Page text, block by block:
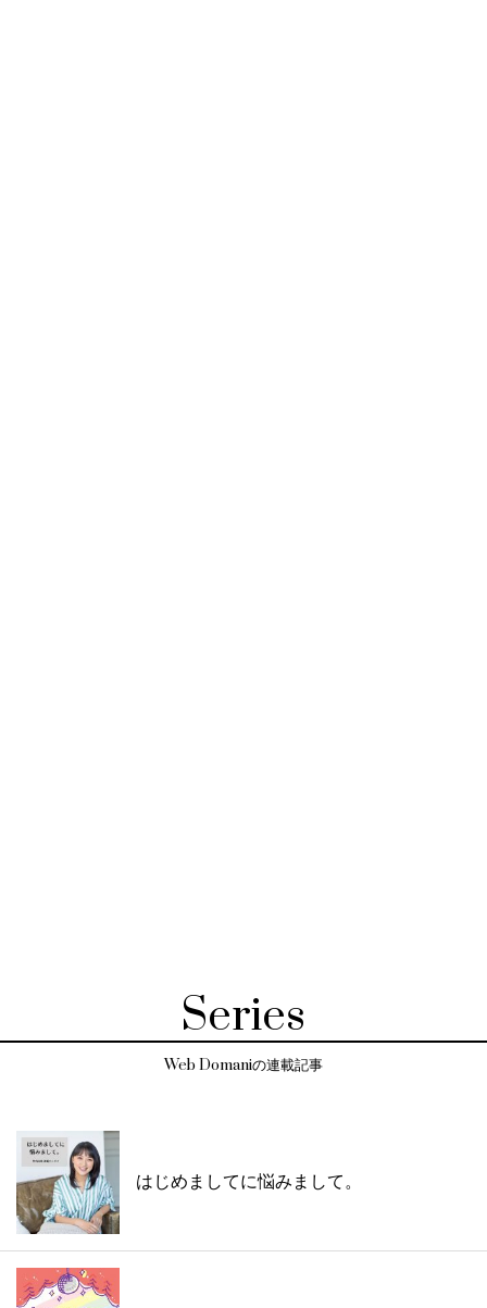
Series
Web Domaniの連載記事
はじめましてに悩みまして。